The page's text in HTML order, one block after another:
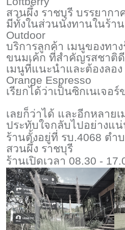
สวนผึ้ง ราชบุรี บรรยากา
มีทั้งในส่วนนั่งทานในร้า
Outdoor
บริการลูกค้า เมนูของทา
ขนมเค้ก ที่สำคัญรสชาติดี
เมนูที่แนะนำและต้องลอง
Orange Espresso
เรียกได้ว่าเป็นซิกเนเจอร์
เลยก็ว่าได้ และอีกหลาย
ประทับใจกลับไปอย่างแ
ร้านตั้งอยู่ที่ รบ.4068 ตำ
สวนผึ้ง ราชบุรี
ร้านเปิดเวลา 08.30 -